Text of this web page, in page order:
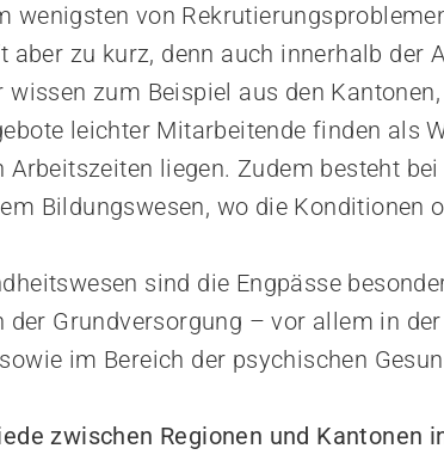
wenigsten von
aber zu kurz, denn auch innerhalb der
wissen zum Beispiel aus den
leichter Mitarbeitende finden als
Arbeitszeiten liegen. Zudem besteht
Bildungswesen, wo die Konditionen
sind die Engpässe
der Grundversorgung – vor allem in
im Bereich der psychischen
zwischen Regionen und Kantonen